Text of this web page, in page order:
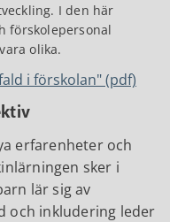
I den här
förskolepersonal
olika.
i förskolan" (pdf)
erfarenheter och
sker i
lär sig av
och inkludering leder